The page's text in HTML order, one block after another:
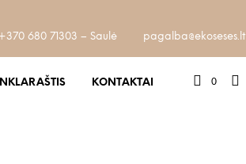
680 71303 – Saulė pagalba@ekoseses.lt
KONTAKTAI 0